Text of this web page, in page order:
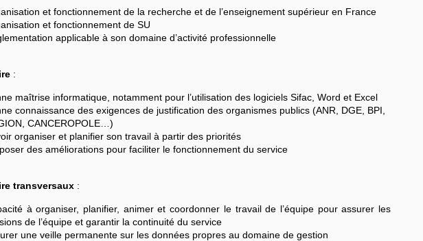
et fonctionnement de la recherche et de l’enseignement supérieur en France
et fonctionnement de SU
applicable à son domaine d’activité professionnelle
:
maîtrise informatique, notamment pour l’utilisation des logiciels Sifac, Word et Excel
connaissance des exigences de justification des organismes publics (ANR, DGE, BPI,
CANCEROPOLE…)
organiser et planifier son travail à partir des priorités
des améliorations pour faciliter le fonctionnement du service
transversaux :
à organiser, planifier, animer et coordonner le travail de l’équipe pour assurer les
de l’équipe et garantir la continuité du service
une veille permanente sur les données propres au domaine de gestion